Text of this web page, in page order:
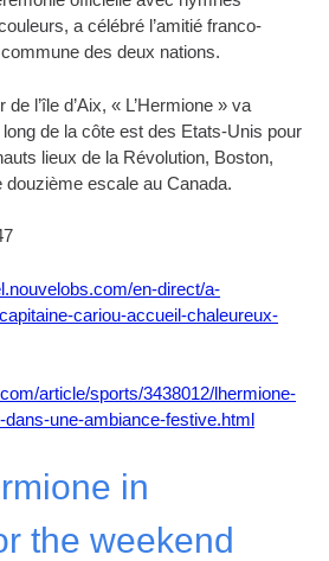
a célébré l’amitié franco-
des deux nations.
l’île d’Aix, « L’Hermione » va
de la côte est des Etats-Unis pour
lieux de la Révolution, Boston,
douzième escale au Canada.
en-direct/a-
cariou-accueil-chaleureux-
article/sports/3438012/lhermione-
une-ambiance-festive.html
in
the weekend